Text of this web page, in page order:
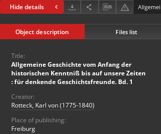
Hide details
Object description Files list
Title:
Allgemeine Geschichte vom Anfang der
historischen Kenntniß bis auf unsere Zeiten
: für denkende Geschichtsfreunde. Bd. 1
Creator:
Rotteck, Karl von (1775-1840)
Place of publishing:
Freiburg